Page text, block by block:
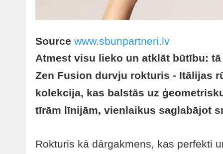
Source www.sbunpartneri.lv
Atmest visu lieko un atklāt būtību:
Zen Fusion durvju rokturis - Itālijas
kolekcija, kas balstās uz
tīrām līnijām, vienlaikus saglabājot
Rokturis kā dārgakmens, kas perfekti